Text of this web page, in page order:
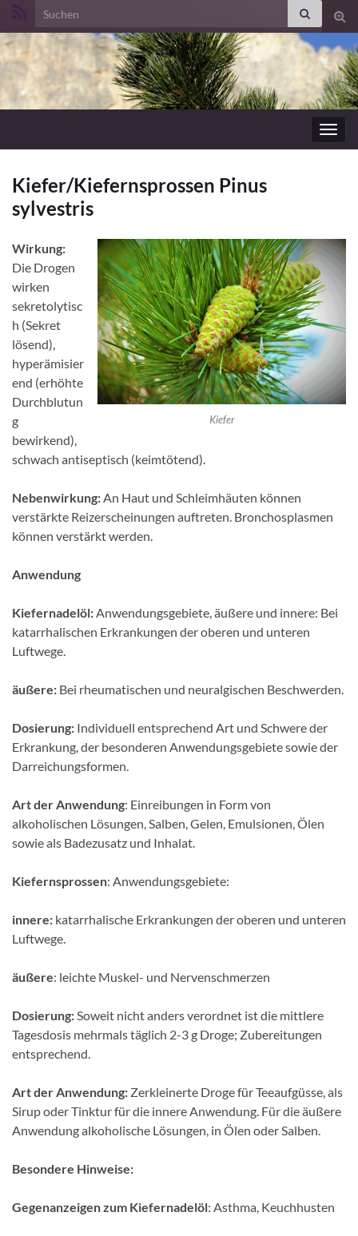
Search for:
Kiefer/Kiefernsprossen Pinus
sylvestris
Kiefer
Wirkung:
Die Drogen
wirken
sekretolytisc
h (Sekret
lösend),
hyperämisier
end (erhöhte
Durchblutun
g
bewirkend),
schwach antiseptisch (keimtötend).
Nebenwirkung: An Haut und Schleimhäuten können
verstärkte Reizerscheinungen auftreten. Bronchosplasmen
können verstärkt werden.
Anwendung
Kiefernadelöl: Anwendungsgebiete, äußere und innere: Bei
katarrhalischen Erkrankungen der oberen und unteren
Luftwege.
äußere: Bei rheumatischen und neuralgischen Beschwerden.
Dosierung: Individuell entsprechend Art und Schwere der
Erkrankung, der besonderen Anwendungsgebiete sowie der
Darreichungsformen.
Art der Anwendung: Einreibungen in Form von
alkoholischen Lösungen, Salben, Gelen, Emulsionen, Ölen
sowie als Badezusatz und Inhalat.
Kiefernsprossen: Anwendungsgebiete:
innere: katarrhalische Erkrankungen der oberen und unteren
Luftwege.
äußere: leichte Muskel- und Nervenschmerzen
Dosierung: Soweit nicht anders verordnet ist die mittlere
Tagesdosis mehrmals täglich 2-3 g Droge; Zubereitungen
entsprechend.
Art der Anwendung: Zerkleinerte Droge für Teeaufgüsse, als
Sirup oder Tinktur für die innere Anwendung. Für die äußere
Anwendung alkoholische Lösungen, in Ölen oder Salben.
Besondere Hinweise:
Gegenanzeigen zum Kiefernadelöl: Asthma, Keuchhusten